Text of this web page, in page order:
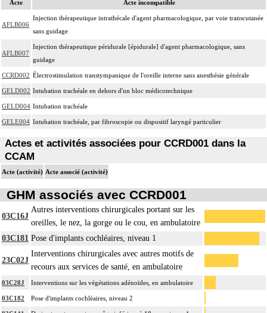
Acte Acte incompatible
AFLB006
Injection thérapeutique intrathécale d'agent pharmacologique, par voie transcutanée
sans guidage
AFLB007
Injection thérapeutique péridurale [épidurale] d'agent pharmacologique, sans
guidage
CCRD002 Électrostimulation transtympanique de l'oreille interne sans anesthésie générale
GELD002 Intubation trachéale en dehors d'un bloc médicotechnique
GELD004 Intubation trachéale
GELE004 Intubation trachéale, par fibroscopie ou dispositif laryngé particulier
Actes et activités associées pour CCRD001 dans la
CCAM
Acte (activité) Acte associé (activité)
GHM associés avec CCRD001
03C16J
Autres interventions chirurgicales portant sur les
oreilles, le nez, la gorge ou le cou, en ambulatoire
03C181 Pose d'implants cochléaires, niveau 1
23C02J
Interventions chirurgicales avec autres motifs de
recours aux services de santé, en ambulatoire
03C28J Interventions sur les végétations adénoïdes, en ambulatoire
03C182 Pose d'implants cochléaires, niveau 2